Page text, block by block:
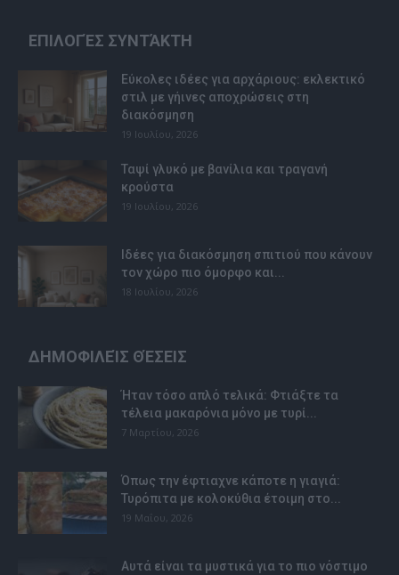
ΕΠΙΛΟΓΈΣ ΣΥΝΤΆΚΤΗ
Εύκολες ιδέες για αρχάριους: εκλεκτικό
στιλ με γήινες αποχρώσεις στη
διακόσμηση
19 Ιουλίου, 2026
Ταψί γλυκό με βανίλια και τραγανή
κρούστα
19 Ιουλίου, 2026
Ιδέες για διακόσμηση σπιτιού που κάνουν
τον χώρο πιο όμορφο και...
18 Ιουλίου, 2026
ΔΗΜΟΦΙΛΕΊΣ ΘΈΣΕΙΣ
Ήταν τόσο απλό τελικά: Φτιάξτε τα
τέλεια μακαρόνια μόνο με τυρί...
7 Μαρτίου, 2026
Όπως την έφτιαχνε κάποτε η γιαγιά:
Τυρόπιτα με κολοκύθια έτοιμη στο...
19 Μαΐου, 2026
Αυτά είναι τα μυστικά για το πιο νόστιμο